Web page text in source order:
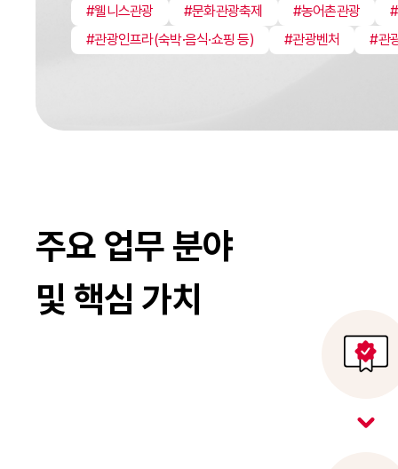
#웰니스관광 #문화관광축제 #농어촌관광
#관광인프라(숙박·음식·쇼핑 등)
#관광벤처 #관
주요 업무 분야
및 핵심 가치